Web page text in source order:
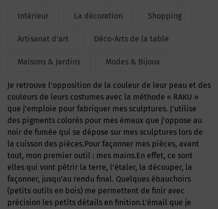
Intérieur La décoration Shopping
Artisanat d'art Déco-Arts de la table
Maisons & Jardins Modes & Bijoux
Je retrouve l’opposition de la couleur de leur peau et des
couleurs de leurs costumes avec la méthode « RAKU »
que j’emploie pour fabriquer mes sculptures. J’utilise
des pigments colorés pour mes émaux que j’oppose au
noir de fumée qui se dépose sur mes sculptures lors de
la cuisson des pièces.Pour façonner mes pièces, avant
tout, mon premier outil : mes mains.En effet, ce sont
elles qui vont pétrir la terre, l’étaler, la découper, la
façonner, jusqu’au rendu final. Quelques ébauchoirs
(petits outils en bois) me permettent de finir avec
précision les petits détails en finition.L’émail que je